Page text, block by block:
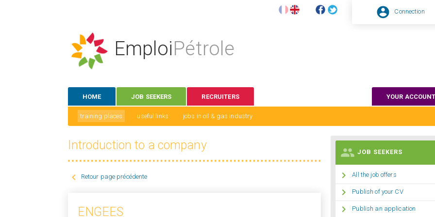
 Connection
EmploiPétrole
HOME JOB SEEKERS RECRUITERS YOUR
training places useful links jobs in oil & gas industry
Introduction to a company
 Retour page précédente
ENGEES
 JOB SEEKERS
 All the job offers
 Publish of your CV
 Publish an application